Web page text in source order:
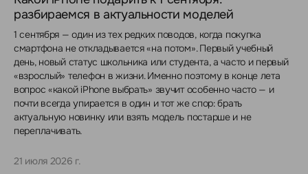
разбираемся в актуальности моделей
1 сентября — один из тех редких поводов, когда покупка
смартфона не откладывается «на потом». Первый учебный
день, новый статус школьника или студента, а часто и первый
«взрослый» телефон в жизни. Именно поэтому в конце лета
вопрос «какой iPhone выбрать» звучит особенно часто — и
почти всегда упирается в один и тот же спор: брать
актуальную новинку или взять модель постарше и не
переплачивать.
21 июля 2026 г.